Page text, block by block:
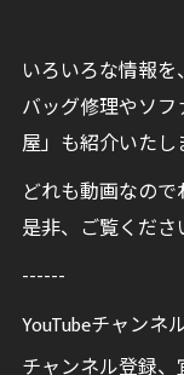
いろいろな情報を
バッグ修理やソ
屋」も紹介いたし
どれも動画なの
是非、ご覧くださ
------
YouTubeチャンネ
チャンネル登録、